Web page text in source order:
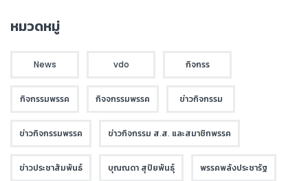
หมวดหมู่
News vdo กิจกรร
กิจกรรมพรรค กิจจกรรมพรรค ข่าวกิจกรรม
ข่าวกิจกรรมพรรค ข่าวกิจกรรม ส.ส. และสมาชิกพรรค
ข่าวประชาสัมพันธ์ บุณณดา สุปิยพันธุ์ พรรคพลังประชารัฐ